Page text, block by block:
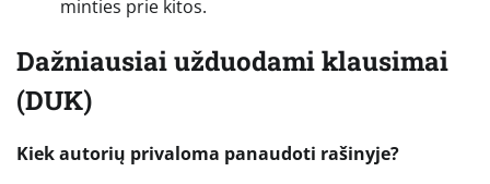
minties prie kitos.
Dažniausiai užduodami klausimai
(DUK)
Kiek autorių privaloma panaudoti rašinyje?